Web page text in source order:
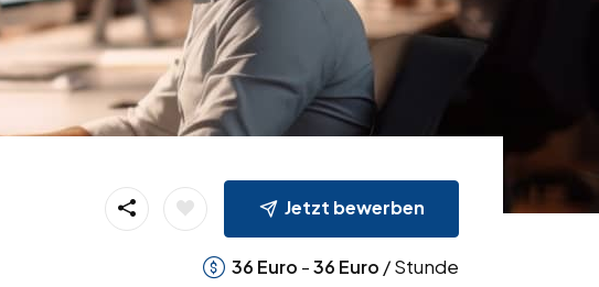
Jetzt bewerben
36 Euro -36 Euro / Stunde